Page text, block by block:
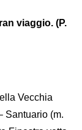
viaggio. (P.
Vecchia
Santuario (m.